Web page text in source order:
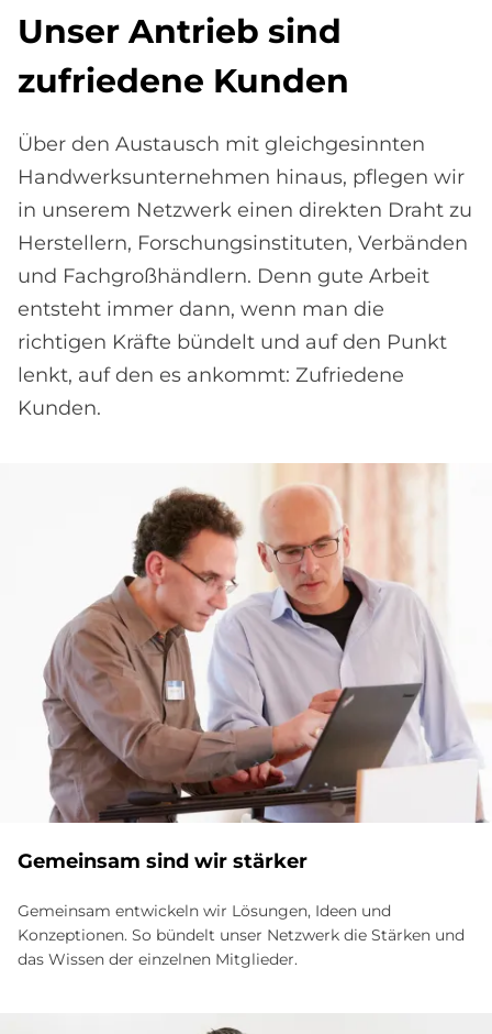
Un­ser An­trieb sind
zu­frie­de­ne Kun­den
Über den Austausch mit gleichgesinnten
Handwerksunternehmen hinaus, pflegen wir
in unserem Netzwerk einen direkten Draht zu
Herstellern, Forschungsinstituten, Verbänden
und Fachgroßhändlern. Denn gute Arbeit
entsteht immer dann, wenn man die
richtigen Kräfte bündelt und auf den Punkt
lenkt, auf den es ankommt: Zufriedene
Kunden.
Gemeinsam sind wir stärker
Gemeinsam entwickeln wir Lösungen, Ideen und
Konzeptionen. So bündelt unser Netzwerk die Stärken und
das Wissen der einzelnen Mitglieder.